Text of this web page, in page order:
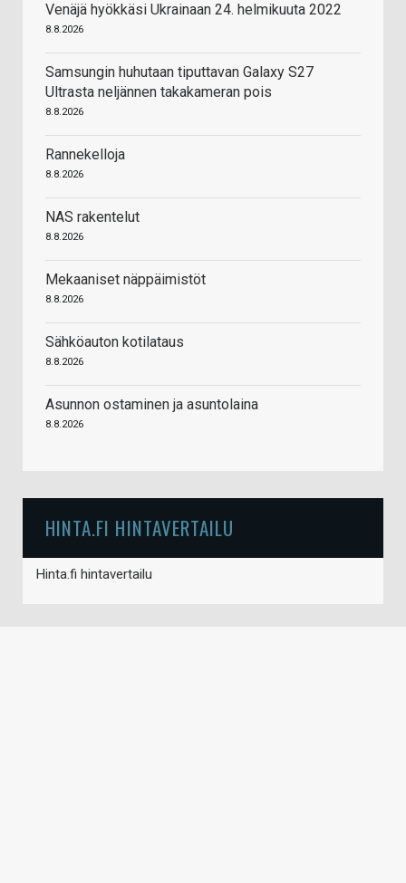
Venäjä hyökkäsi Ukrainaan 24. helmikuuta 2022
8.8.2026
Samsungin huhutaan tiputtavan Galaxy S27
Ultrasta neljännen takakameran pois
8.8.2026
Rannekelloja
8.8.2026
NAS rakentelut
8.8.2026
Mekaaniset näppäimistöt
8.8.2026
Sähköauton kotilataus
8.8.2026
Asunnon ostaminen ja asuntolaina
8.8.2026
HINTA.FI HINTAVERTAILU
Hinta.fi hintavertailu